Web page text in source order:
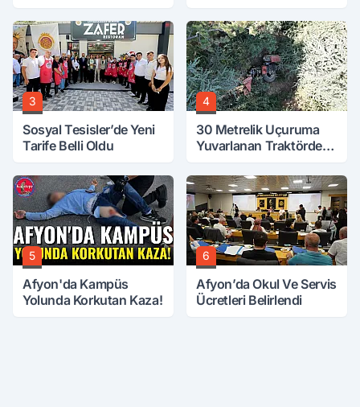
3
Sosyal Tesisler’de Yeni
Tarife Belli Oldu
4
30 Metrelik Uçuruma
Yuvarlanan Traktörden
5
Afyon'da Kampüs
Yolunda Korkutan Kaza!
6
Afyon’da Okul Ve Servis
Ücretleri Belirlendi